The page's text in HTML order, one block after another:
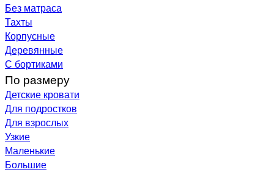
Без матраса
Тахты
Корпусные
Деревянные
С бортиками
По размеру
Детские кровати
Для подростков
Для взрослых
Узкие
Маленькие
Большие